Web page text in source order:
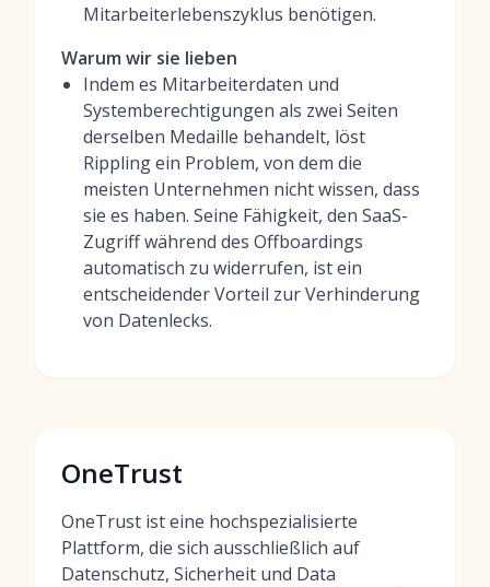
Mitarbeiterlebenszyklus benötigen.
Warum wir sie lieben
Indem es Mitarbeiterdaten und
Systemberechtigungen als zwei Seiten
derselben Medaille behandelt, löst
Rippling ein Problem, von dem die
meisten Unternehmen nicht wissen, dass
sie es haben. Seine Fähigkeit, den SaaS-
Zugriff während des Offboardings
automatisch zu widerrufen, ist ein
entscheidender Vorteil zur Verhinderung
von Datenlecks.
OneTrust
OneTrust ist eine hochspezialisierte
Plattform, die sich ausschließlich auf
Datenschutz, Sicherheit und Data